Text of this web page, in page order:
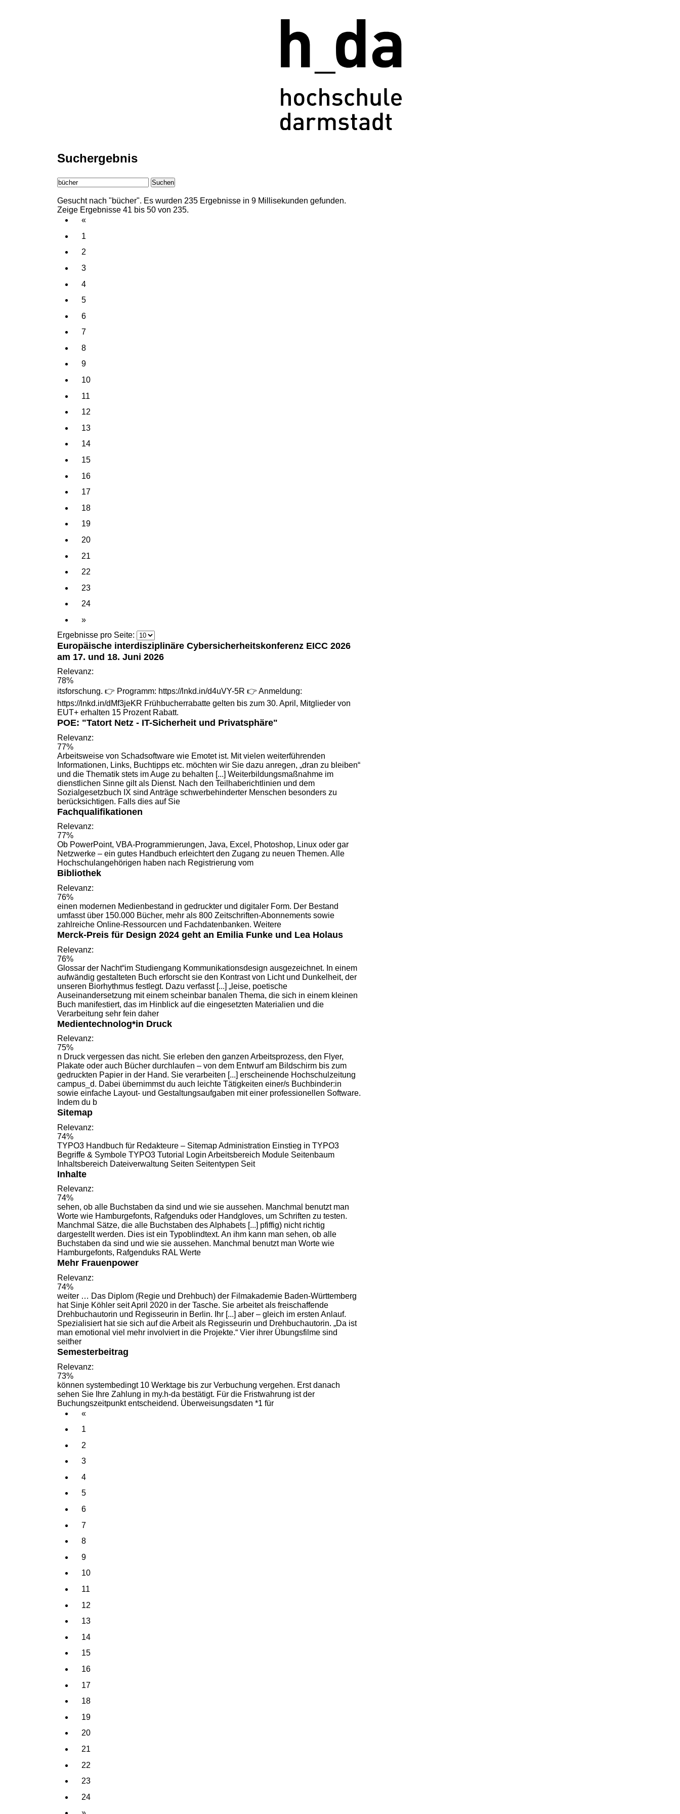
Suchergebnis
Suchen
Gesucht nach "bücher". Es wurden 235 Ergebnisse in 9 Millisekunden gefunden.
Zeige Ergebnisse 41 bis 50 von 235.
«
1
2
3
4
5
6
7
8
9
10
11
12
13
14
15
16
17
18
19
20
21
22
23
24
»
Ergebnisse pro Seite:
Europäische interdisziplinäre Cybersicherheitskonferenz EICC 2026
am 17. und 18. Juni 2026
Relevanz:
78%
itsforschung. 👉 Programm: https://lnkd.in/d4uVY-5R 👉 Anmeldung:
https://lnkd.in/dMf3jeKR Frühbucherrabatte gelten bis zum 30. April, Mitglieder von
EUT+ erhalten 15 Prozent Rabatt.
POE: "Tatort Netz - IT-Sicherheit und Privatsphäre"
Relevanz:
77%
Arbeitsweise von Schadsoftware wie Emotet ist. Mit vielen weiterführenden
Informationen, Links, Buchtipps etc. möchten wir Sie dazu anregen, „dran zu bleiben“
und die Thematik stets im Auge zu behalten [...] Weiterbildungsmaßnahme im
dienstlichen Sinne gilt als Dienst. Nach den Teilhaberichtlinien und dem
Sozialgesetzbuch IX sind Anträge schwerbehinderter Menschen besonders zu
berücksichtigen. Falls dies auf Sie
Fachqualifikationen
Relevanz:
77%
Ob PowerPoint, VBA-Programmierungen, Java, Excel, Photoshop, Linux oder gar
Netzwerke – ein gutes Handbuch erleichtert den Zugang zu neuen Themen. Alle
Hochschulangehörigen haben nach Registrierung vom
Bibliothek
Relevanz:
76%
einen modernen Medienbestand in gedruckter und digitaler Form. Der Bestand
umfasst über 150.000 Bücher, mehr als 800 Zeitschriften-Abonnements sowie
zahlreiche Online-Ressourcen und Fachdatenbanken. Weitere
Merck-Preis für Design 2024 geht an Emilia Funke und Lea Holaus
Relevanz:
76%
Glossar der Nacht“im Studiengang Kommunikationsdesign ausgezeichnet. In einem
aufwändig gestalteten Buch erforscht sie den Kontrast von Licht und Dunkelheit, der
unseren Biorhythmus festlegt. Dazu verfasst [...] „leise, poetische
Auseinandersetzung mit einem scheinbar banalen Thema, die sich in einem kleinen
Buch manifestiert, das im Hinblick auf die eingesetzten Materialien und die
Verarbeitung sehr fein daher
Medientechnolog*in Druck
Relevanz:
75%
n Druck vergessen das nicht. Sie erleben den ganzen Arbeitsprozess, den Flyer,
Plakate oder auch Bücher durchlaufen – von dem Entwurf am Bildschirm bis zum
gedruckten Papier in der Hand. Sie verarbeiten [...] erscheinende Hochschulzeitung
campus_d. Dabei übernimmst du auch leichte Tätigkeiten einer/s Buchbinder:in
sowie einfache Layout- und Gestaltungsaufgaben mit einer professionellen Software.
Indem du b
Sitemap
Relevanz:
74%
TYPO3 Handbuch für Redakteure – Sitemap Administration Einstieg in TYPO3
Begriffe & Symbole TYPO3 Tutorial Login Arbeitsbereich Module Seitenbaum
Inhaltsbereich Dateiverwaltung Seiten Seitentypen Seit
Inhalte
Relevanz:
74%
sehen, ob alle Buchstaben da sind und wie sie aussehen. Manchmal benutzt man
Worte wie Hamburgefonts, Rafgenduks oder Handgloves, um Schriften zu testen.
Manchmal Sätze, die alle Buchstaben des Alphabets [...] pfiffig) nicht richtig
dargestellt werden. Dies ist ein Typoblindtext. An ihm kann man sehen, ob alle
Buchstaben da sind und wie sie aussehen. Manchmal benutzt man Worte wie
Hamburgefonts, Rafgenduks RAL Werte
Mehr Frauenpower
Relevanz:
74%
weiter … Das Diplom (Regie und Drehbuch) der Filmakademie Baden-Württemberg
hat Sinje Köhler seit April 2020 in der Tasche. Sie arbeitet als freischaffende
Drehbuchautorin und Regisseurin in Berlin. Ihr [...] aber – gleich im ersten Anlauf.
Spezialisiert hat sie sich auf die Arbeit als Regisseurin und Drehbuchautorin. „Da ist
man emotional viel mehr involviert in die Projekte.“ Vier ihrer Übungsfilme sind
seither
Semesterbeitrag
Relevanz:
73%
können systembedingt 10 Werktage bis zurVerbuchung vergehen. Erst danach
sehen Sie Ihre Zahlung in my.h-da bestätigt. Für die Fristwahrung ist der
Buchungszeitpunktentscheidend. Überweisungsdaten *1 für
«
1
2
3
4
5
6
7
8
9
10
11
12
13
14
15
16
17
18
19
20
21
22
23
24